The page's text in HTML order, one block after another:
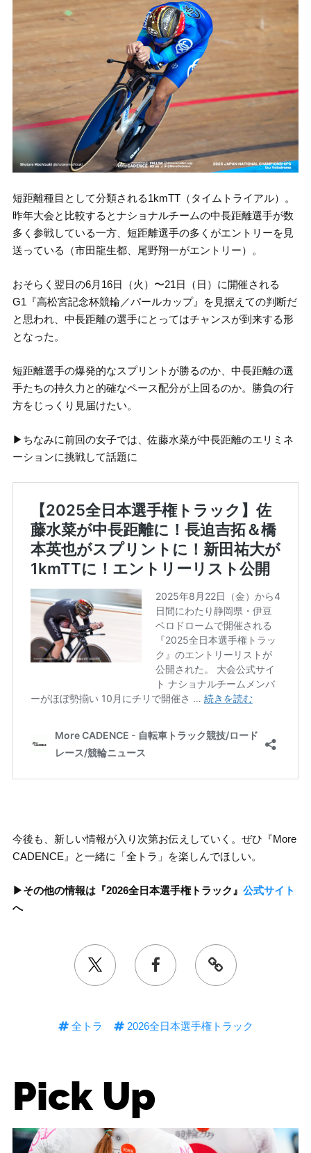
短距離種目として分類される1kmTT（タイムトライアル）。
昨年大会と比較するとナショナルチームの中長距離選手が数
多く参戦している一方、短距離選手の多くがエントリーを見
送っている（市田龍生都、尾野翔一がエントリー）。
おそらく翌日の6月16日（火）〜21日（日）に開催される
G1『高松宮記念杯競輪／パールカップ』を見据えての判断だ
と思われ、中長距離の選手にとってはチャンスが到来する形
となった。
短距離選手の爆発的なスプリントが勝るのか、中長距離の選
手たちの持久力と的確なペース配分が上回るのか。勝負の行
方をじっくり見届けたい。
▶︎ちなみに前回の女子では、佐藤水菜が中長距離のエリミネ
ーションに挑戦して話題に
今後も、新しい情報が入り次第お伝えしていく。ぜひ『More
CADENCE』と一緒に「全トラ」を楽しんでほしい。
▶︎その他の情報は『2026全日本選手権トラック』 公式サイト
へ
全トラ 2026全日本選手権トラック
Pick Up